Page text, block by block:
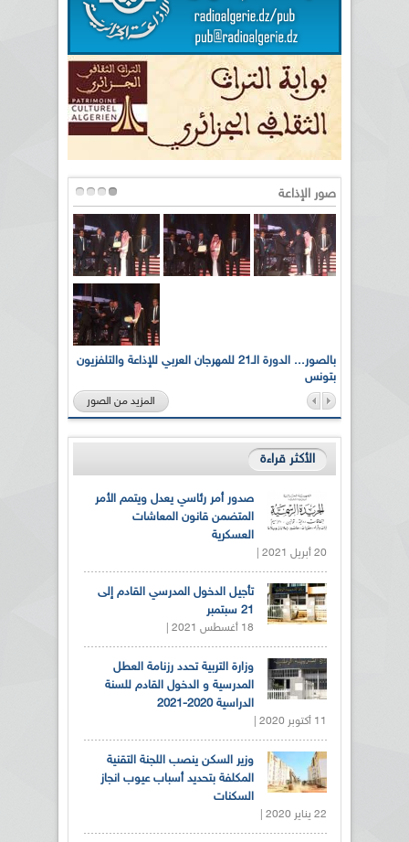
صور الإذاعة
بالصور... الدورة الـ21 للمهرجان العربي للإذاعة والتلفزيون
بتونس
المزيد من الصور
الأكثر قراءة
صدور أمر رئاسي يعدل ويتمم الأمر
المتضمن قانون المعاشات
العسكرية
20 أبريل 2021 |
تأجيل الدخول المدرسي القادم إلى
21 سبتمبر
18 أغسطس 2021 |
وزارة التربية تحدد رزنامة العطل
المدرسية و الدخول القادم للسنة
الدراسية 2020-2021
11 أكتوبر 2020 |
وزير السكن ينصب اللجنة التقنية
المكلفة بتحديد أسباب عيوب انجاز
السكنات
22 يناير 2020 |